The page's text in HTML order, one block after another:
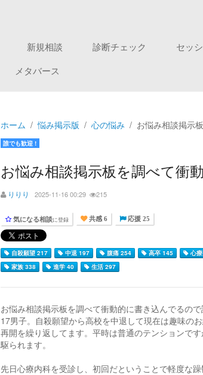
新規相談 診断チェック セッ
メタバース
ホーム 悩み掲示版 心の悩み お悩み相談掲示
誰でも歓迎 !
お悩み相談掲示板を調べて衝
りりり 2025-11-16 00:29 215
気になる相談に登録 共感 6 応援 25
自殺願望 217 中退 197 腹痛 254 高卒 145 心
家族 338
進学 40 生活 297
お悩み相談掲示板を調べて衝動的に書き込んでるの
17男子。自殺願望から高校を中退して現在は趣味の
再開を繰り返してます。平時は普通のテンションで
駆られます。
先日心療内科を受診し、初回だということで軽度な